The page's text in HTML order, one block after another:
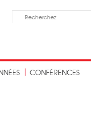
CONFÉRENCES